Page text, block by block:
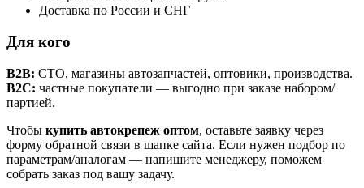
Доставка по России и СНГ
Для кого
B2B: СТО, магазины автозапчастей, оптовики, производства.
B2C: частные покупатели — выгодно при заказе набором/
партией.
Чтобы купить автокрепеж оптом, оставьте заявку через
форму обратной связи в шапке сайта. Если нужен подбор по
параметрам/аналогам — напишите менеджеру, поможем
собрать заказ под вашу задачу.